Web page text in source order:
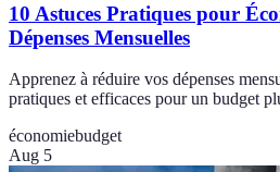
10 Astuces Pratiques pour
Dépenses Mensuelles
Apprenez à réduire vos dépenses
pratiques et efficaces pour un budget
économiebudget
Aug 5